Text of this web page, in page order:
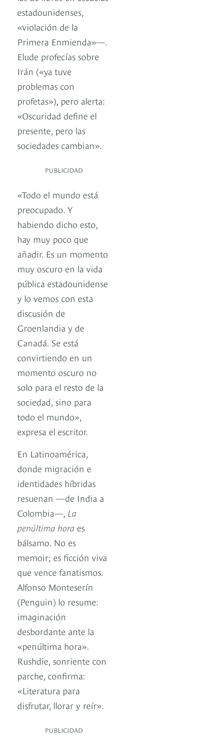
estadounidenses,
«violación de la
Primera Enmienda»—.
Elude profecías sobre
Irán («ya tuve
problemas con
profetas»), pero alerta:
«Oscuridad define el
presente, pero las
sociedades cambian».
PUBLICIDAD
«Todo el mundo está
preocupado. Y
habiendo dicho esto,
hay muy poco que
añadir. Es un momento
muy oscuro en la vida
pública estadounidense
y lo vemos con esta
discusión de
Groenlandia y de
Canadá. Se está
convirtiendo en un
momento oscuro no
solo para el resto de la
sociedad, sino para
todo el mundo»,
expresa el escritor.
En Latinoamérica,
donde migración e
identidades híbridas
resuenan —de India a
Colombia—, La
penúltima hora es
bálsamo. No es
memoir; es ficción viva
que vence fanatismos.
Alfonso Monteserín
(Penguin) lo resume:
imaginación
desbordante ante la
«penúltima hora».
Rushdie, sonriente con
parche, confirma:
«Literatura para
disfrutar, llorar y reír».
PUBLICIDAD